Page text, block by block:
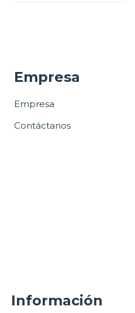
Empresa
Empresa
Contáctanos
Información